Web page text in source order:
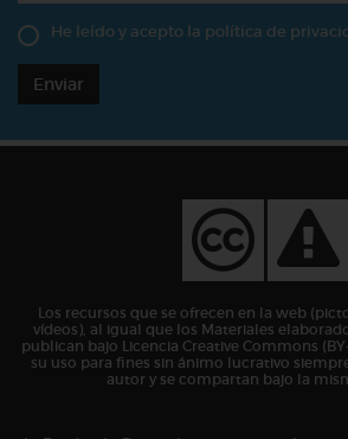
He leído y acepto la política de
Enviar
Los recursos que se ofrecen en la web
vídeos), al igual que los Materiales
publican bajo Licencia Creative Commons
su uso para fines sin ánimo lucrativo
autor y se compartan bajo la